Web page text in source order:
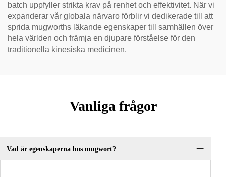
batch uppfyller strikta krav på renhet och effektivitet. När vi
expanderar vår globala närvaro förblir vi dedikerade till att
sprida mugworths läkande egenskaper till samhällen över
hela världen och främja en djupare förståelse för den
traditionella kinesiska medicinen.
Vanliga frågor
Vad är egenskaperna hos mugwort?